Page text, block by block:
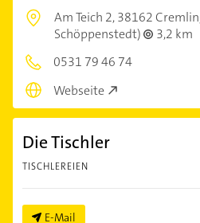
Am Teich 2,38162
Schöppenstedt)
3,2 km
0531 79 46 74
Webseite
Die Tischler
TISCHLEREIEN
E-Mail